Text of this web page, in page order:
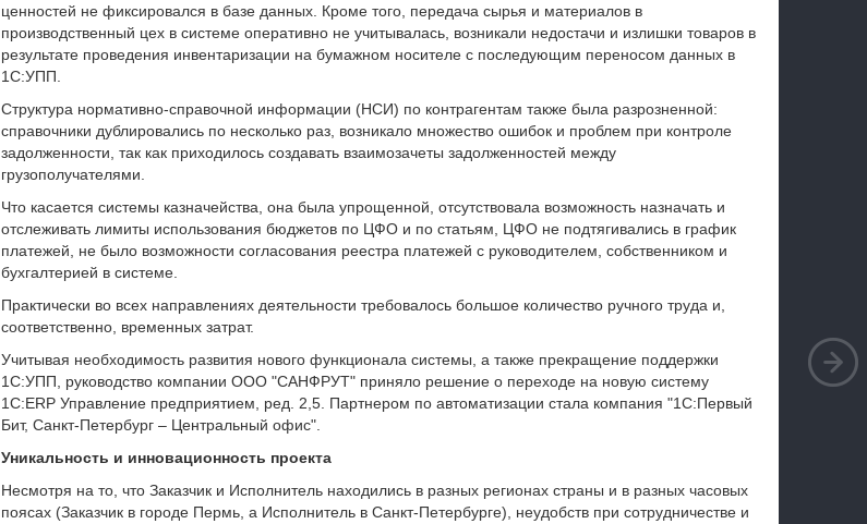
ценностей не фиксировался в базе данных. Кроме того, передача сырья и материалов в
производственный цех в системе оперативно не учитывалась, возникали недостачи и излишки товаров в
результате проведения инвентаризации на бумажном носителе с последующим переносом данных в
1С:УПП.
Структура нормативно-справочной информации (НСИ) по контрагентам также была разрозненной:
справочники дублировались по несколько раз, возникало множество ошибок и проблем при контроле
задолженности, так как приходилось создавать взаимозачеты задолженностей между
грузополучателями.
Что касается системы казначейства, она была упрощенной, отсутствовала возможность назначать и
отслеживать лимиты использования бюджетов по ЦФО и по статьям, ЦФО не подтягивались в график
платежей, не было возможности согласования реестра платежей с руководителем, собственником и
бухгалтерией в системе.
Практически во всех направлениях деятельности требовалось большое количество ручного труда и,
соответственно, временных затрат.
Учитывая необходимость развития нового функционала системы, а также прекращение поддержки
1С:УПП, руководство компании ООО "САНФРУТ" приняло решение о переходе на новую систему
1С:ERP Управление предприятием, ред. 2,5. Партнером по автоматизации стала компания "1С:Первый
Бит, Санкт-Петербург – Центральный офис".
Уникальность и инновационность проекта
Несмотря на то, что Заказчик и Исполнитель находились в разных регионах страны и в разных часовых
поясах (Заказчик в городе Пермь, а Исполнитель в Санкт-Петербурге), неудобств при сотрудничестве и